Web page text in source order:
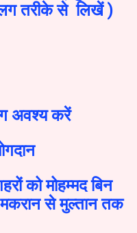
तरीके से लिखें )
अवश्य करें
को मोहम्मद बिन
मकरान से मुल्तान तक